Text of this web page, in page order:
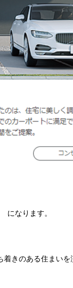
になります。
きのある住まいを